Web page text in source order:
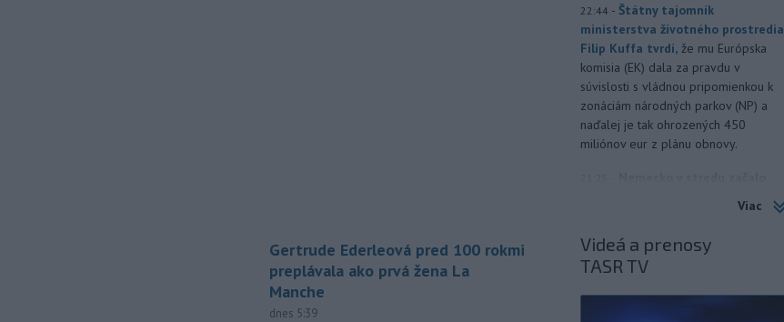
Gertrude Ederleová pred 100 rokmi
preplávala ako prvá žena La
Manche
dnes 5:39
22:44 - Štátny tajomník
ministerstva životného prostredia
Filip Kuffa tvrdí, že mu Európska
komisia (EK) dala za pravdu v
súvislosti s vládnou pripomienkou k
zonáciám národných parkov (NP) a
naďalej je tak ohrozených 450
miliónov eur z plánu obnovy.
vyšetrovanie po tom, ako sa v noci
blízkosti vzletovej a pristávacej
dráhy na letisku Lipsko/Halle našiel
dron naložený výbušninami.
Viac
Videá a prenosy
TASR TV